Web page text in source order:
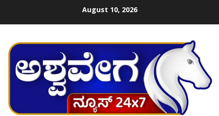
August 10, 2026